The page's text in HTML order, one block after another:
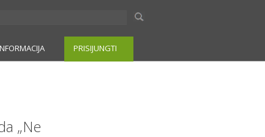
PRISIJUNGTI
„Ne